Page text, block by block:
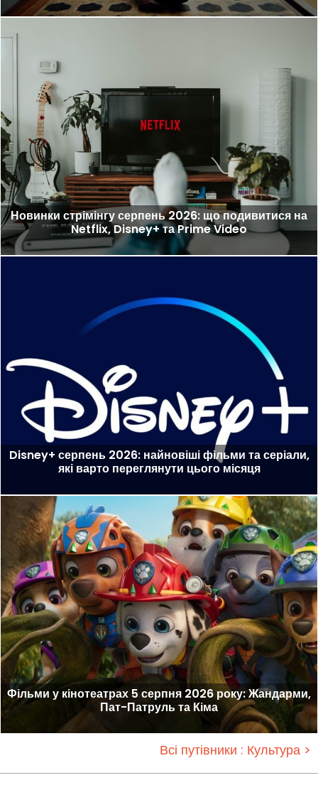
Новинки стрімінгу серпень 2026: що подивитися на
Netflix, Disney+ та Prime Video
Disney+ серпень 2026: найновіші фільми та серіали,
які варто переглянути цього місяця
Фільми у кінотеатрах 5 серпня 2026 року: Жандарми,
Пат-Патруль та Кіма
Всі путівники : Культура >